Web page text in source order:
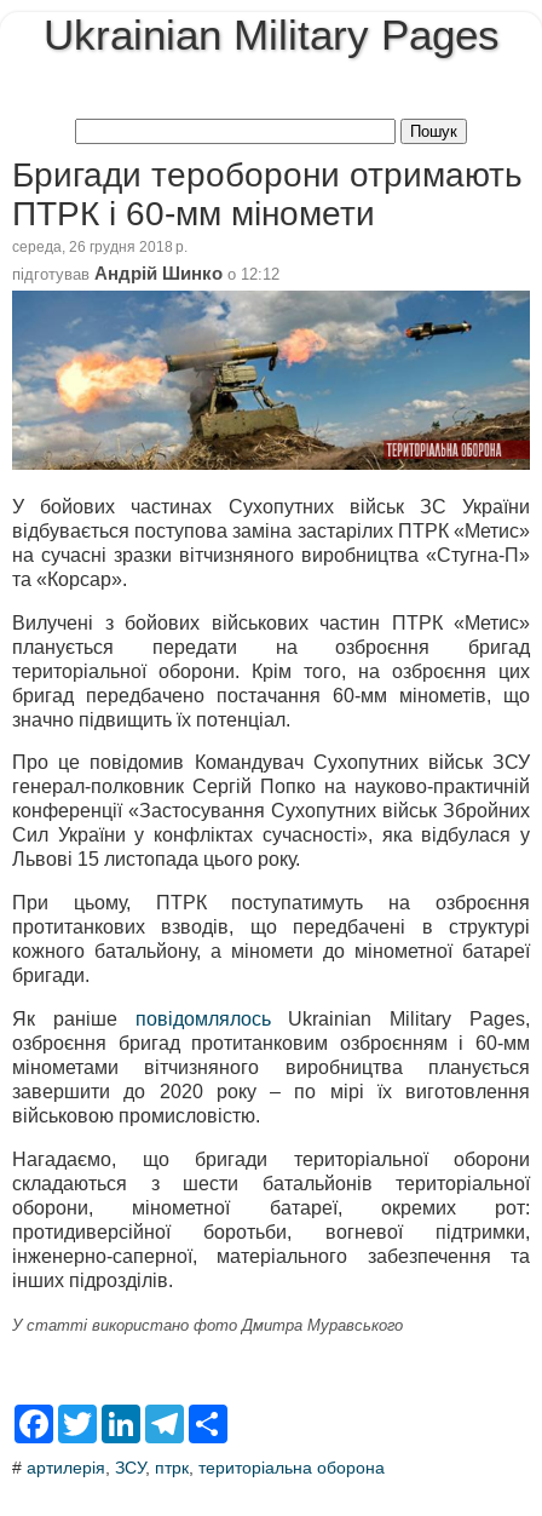
Ukrainian Military Pages
Бригади тероборони отримають
ПТРК і 60-мм міномети
середа, 26 грудня 2018 р.
підготував Андрій Шинко о 12:12
У бойових частинах Сухопутних військ ЗС України
відбувається поступова заміна застарілих ПТРК «Метис»
на сучасні зразки вітчизняного виробництва «Стугна-П»
та «Корсар».
Вилучені з бойових військових частин ПТРК «Метис»
планується передати на озброєння бригад
територіальної оборони. Крім того, на озброєння цих
бригад передбачено постачання 60-мм мінометів, що
значно підвищить їх потенціал.
Про це повідомив Командувач Сухопутних військ ЗСУ
генерал-полковник Сергій Попко на науково-практичній
конференції «Застосування Сухопутних військ Збройних
Сил України у конфліктах сучасності», яка відбулася у
Львові 15 листопада цього року.
При цьому, ПТРК поступатимуть на озброєння
протитанкових взводів, що передбачені в структурі
кожного батальйону, а міномети до мінометної батареї
бригади.
Як раніше повідомлялосьUkrainian Military Pages,
озброєння бригад протитанковим озброєнням і 60-мм
мінометами вітчизняного виробництва планується
завершити до 2020 року – по мірі їх виготовлення
військовою промисловістю.
Нагадаємо, що бригади територіальної оборони
складаються з шести батальйонів територіальної
оборони, мінометної батареї, окремих рот:
протидиверсійної боротьби, вогневої підтримки,
інженерно-саперної, матеріального забезпечення та
інших підрозділів.
У статті використано фото Дмитра Муравського
F
e
T
t
L
k
T
e
r
# артилерія ЗСУ, птрк територіальна оборона